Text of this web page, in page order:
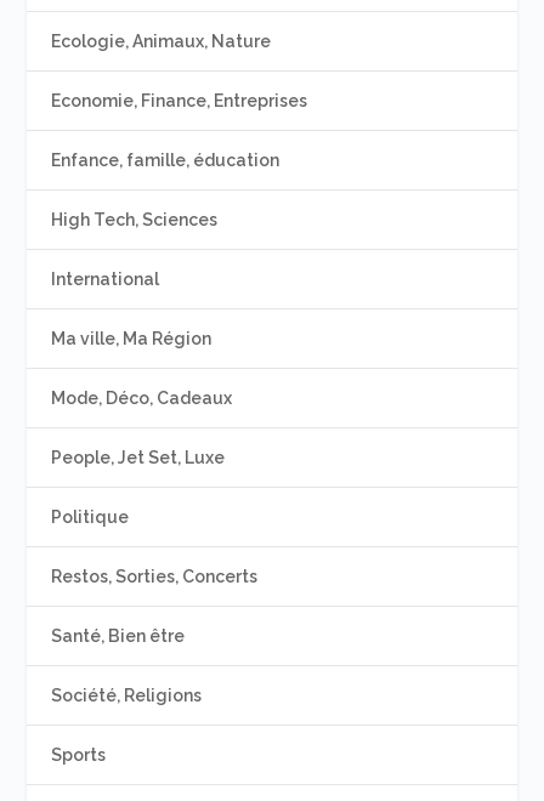
Ecologie, Animaux, Nature
Economie, Finance, Entreprises
Enfance, famille, éducation
High Tech, Sciences
International
Ma ville, Ma Région
Mode, Déco, Cadeaux
People, Jet Set, Luxe
Politique
Restos, Sorties, Concerts
Santé, Bien être
Société, Religions
Sports